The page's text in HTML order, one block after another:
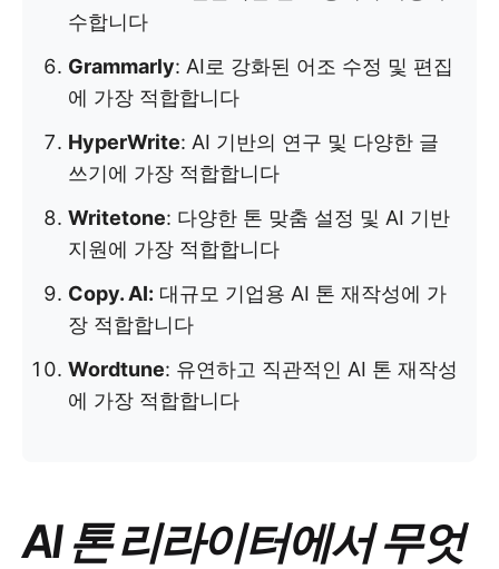
수합니다
Grammarly: AI로 강화된 어조 수정 및 편집
에 가장 적합합니다
HyperWrite: AI 기반의 연구 및 다양한 글
쓰기에 가장 적합합니다
Writetone: 다양한 톤 맞춤 설정 및 AI 기반
지원에 가장 적합합니다
Copy. AI: 대규모 기업용 AI 톤 재작성에 가
장 적합합니다
Wordtune: 유연하고 직관적인 AI 톤 재작성
에 가장 적합합니다
AI 톤 리라이터에서 무엇